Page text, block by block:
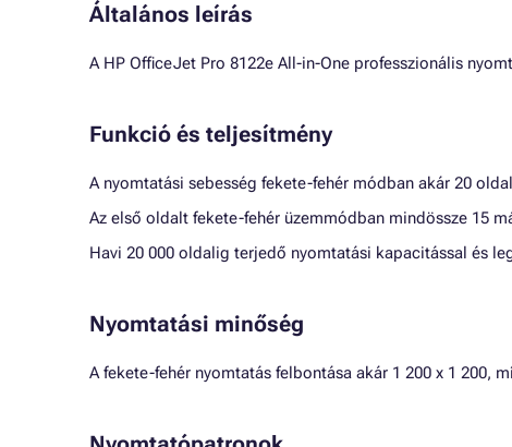
Általános leírás
A HP OfficeJet Pro 8122e All-in-One professzionális
Funkció és teljesítmény
A nyomtatási sebesség fekete-fehér módban akár 20
Az első oldalt fekete-fehér üzemmódban mindössze 15
Havi 20 000 oldalig terjedő nyomtatási kapacitással és
Nyomtatási minőség
A fekete-fehér nyomtatás felbontása akár 1 200 x 1 200,